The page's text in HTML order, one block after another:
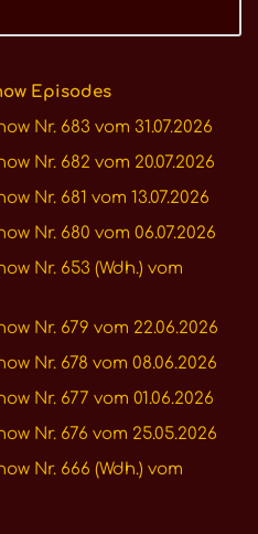
Episodes
Nr. 683 vom 31.07.2026
Nr. 682 vom 20.07.2026
Nr. 681 vom 13.07.2026
Nr. 680 vom 06.07.2026
Nr. 653 (Wdh.) vom
Nr. 679 vom 22.06.2026
Nr. 678 vom 08.06.2026
Nr. 677 vom 01.06.2026
Nr. 676 vom 25.05.2026
Nr. 666 (Wdh.) vom